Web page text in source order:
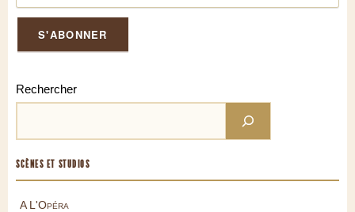
Rechercher
SCÈNES ET STUDIOS
A L'Opéra